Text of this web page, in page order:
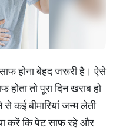
होना बेहद जरूरी है। ऐसे
तो पूरा दिन खराब हो
कई बीमारियां जन्म लेती
करें कि पेट साफ रहे और